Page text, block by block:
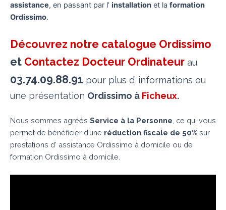
assistance, en passant par l’ installation et la formation
Ordissimo.
Découvrez notre catalogue Ordissimo
et Contactez Docteur Ordinateur au
03.74.09.88.91 pour plus d’ informations ou
une présentation Ordissimo à Ficheux.
Nous sommes agréés Service à la Personne , ce qui vous
permet de bénéficier d’une réduction fiscale de 50% sur
prestations d’ assistance Ordissimo à domicile ou de
formation Ordissimo à domicile.